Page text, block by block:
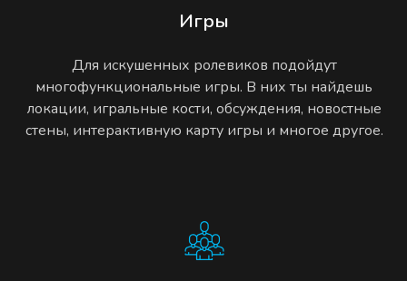
Игры
Для искушенных ролевиков подойдут
многофункциональные игры. В них ты найдешь
локации, игральные кости, обсуждения, новостные
стены, интерактивную карту игры и многое другое.